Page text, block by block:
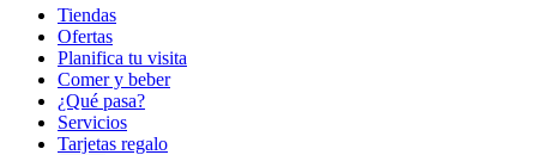
Tiendas
Ofertas
Planifica tu visita
Comer y beber
¿Qué pasa?
Servicios
Tarjetas regalo